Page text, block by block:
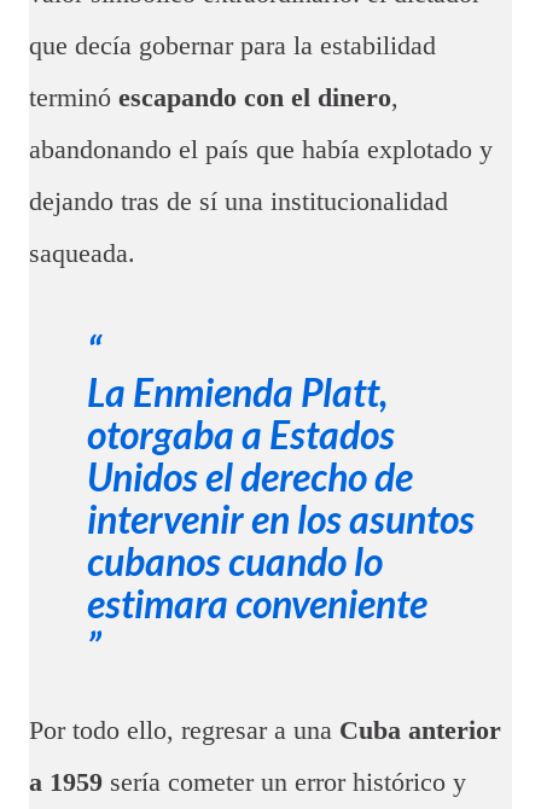
que decía gobernar para la estabilidad
terminó escapando con el dinero,
abandonando el país que había explotado y
dejando tras de sí una institucionalidad
saqueada.
La Enmienda Platt,
otorgaba a Estados
Unidos el derecho de
intervenir en los asuntos
cubanos cuando lo
estimara conveniente
Por todo ello, regresar a una Cuba anterior
a 1959 sería cometer un error histórico y